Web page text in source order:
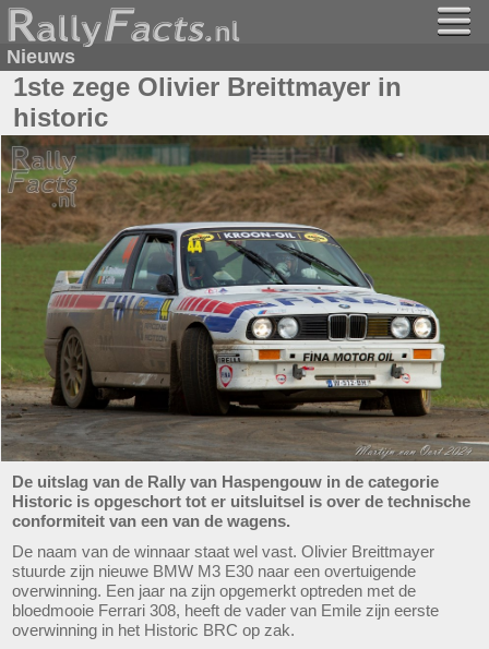
Nieuws
1ste zege Olivier Breittmayer in
historic
De uitslag van de Rally van Haspengouw in de categorie
Historic is opgeschort tot er uitsluitsel is over de technische
conformiteit van een van de wagens.
De naam van de winnaar staat wel vast. Olivier Breittmayer
stuurde zijn nieuwe BMW M3 E30 naar een overtuigende
overwinning. Een jaar na zijn opgemerkt optreden met de
bloedmooie Ferrari 308, heeft de vader van Emile zijn eerste
overwinning in het Historic BRC op zak.